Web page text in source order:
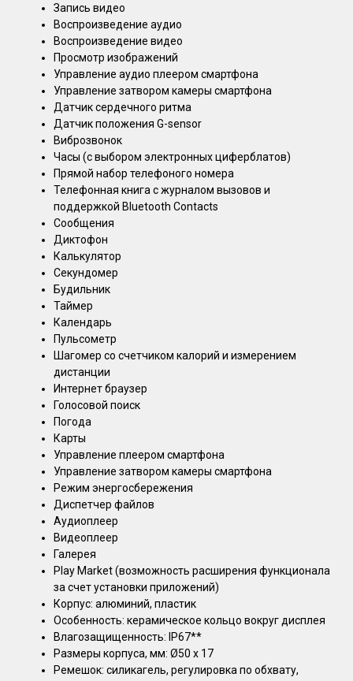
Запись видео
Воспроизведение аудио
Воспроизведение видео
Просмотр изображений
Управление аудио плеером смартфона
Управление затвором камеры смартфона
Датчик сердечного ритма
Датчик положения G-sensor
Виброзвонок
Часы (с выбором электронных циферблатов)
Прямой набор телефоного номера
Телефонная книга с журналом вызовов и
поддержкой Bluetooth Contacts
Сообщения
Диктофон
Калькулятор
Секундомер
Будильник
Таймер
Календарь
Пульсометр
Шагомер со счетчиком калорий и измерением
дистанции
Интернет браузер
Голосовой поиск
Погода
Карты
Управление плеером смартфона
Управление затвором камеры смартфона
Режим энергосбережения
Диспетчер файлов
Аудиоплеер
Видеоплеер
Галерея
Play Market (возможность расширения функционала
за счет установки приложений)
Корпус: алюминий, пластик
Особенность: керамическое кольцо вокруг дисплея
Влагозащищенность: IP67**
Размеры корпуса, мм: Ø50 х 17
Ремешок: силикагель, регулировка по обхвату,